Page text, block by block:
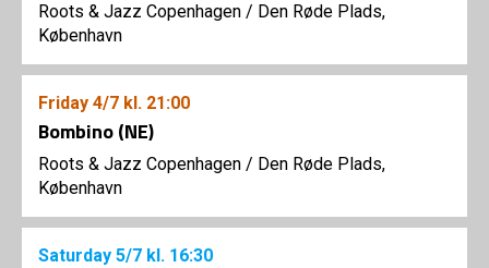
Roots & Jazz Copenhagen / Den Røde Plads,
København
Friday 4/7 kl. 21:00
Bombino (NE)
Roots & Jazz Copenhagen / Den Røde Plads,
København
Saturday 5/7 kl. 16:30